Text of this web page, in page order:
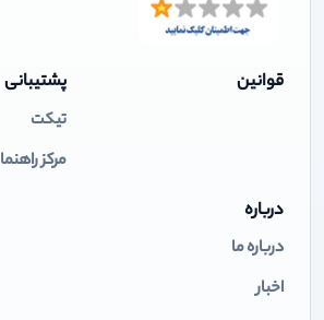
قوانین پشتیبانی
تیکت
مرکز راهنما
درباره
درباره ما
اخبار